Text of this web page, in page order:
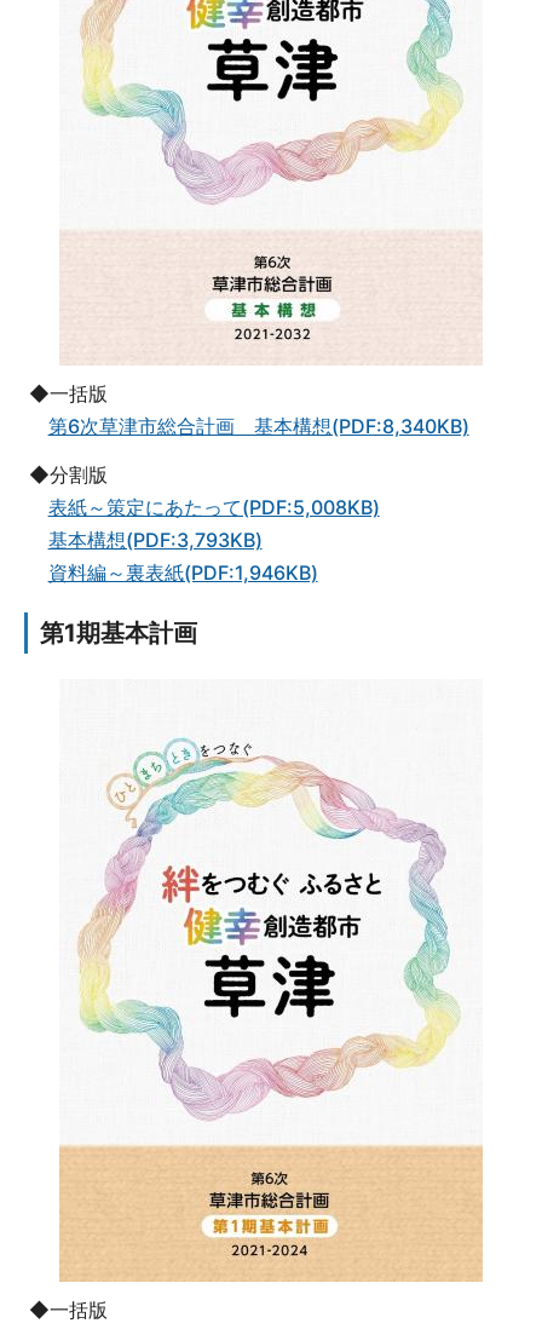
◆一括版
第6次草津市総合計画 基本構想(PDF:8,340KB)
◆分割版
表紙～策定にあたって(PDF:5,008KB)
基本構想(PDF:3,793KB)
資料編～裏表紙(PDF:1,946KB)
第1期基本計画
◆一括版